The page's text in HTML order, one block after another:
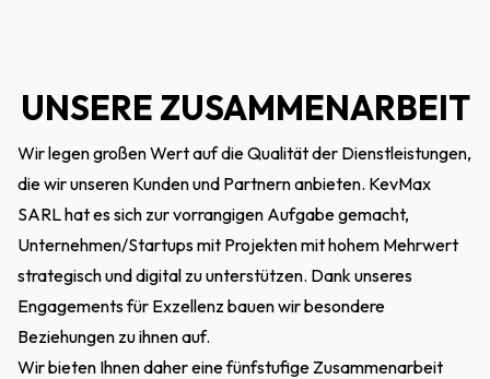
UNSERE ZUSAMMENARBEIT
Wir legen großen Wert auf die Qualität der Dienstleistungen,
die wir unseren Kunden und Partnern anbieten. KevMax
SARL hat es sich zur vorrangigen Aufgabe gemacht,
Unternehmen/Startups mit Projekten mit hohem Mehrwert
strategisch und digital zu unterstützen. Dank unseres
Engagements für Exzellenz bauen wir besondere
Beziehungen zu ihnen auf.
Wir bieten Ihnen daher eine fünfstufige Zusammenarbeit